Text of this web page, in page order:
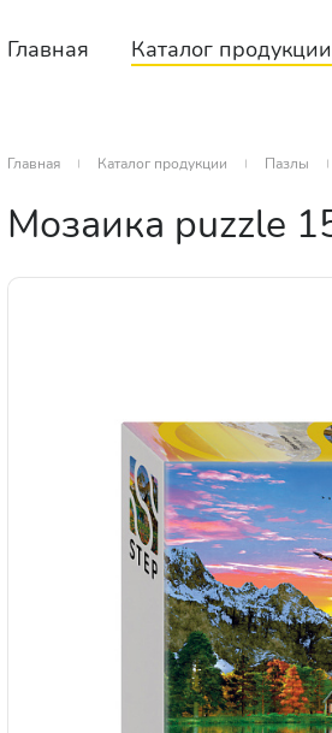
Главная Каталог продукции
Главная Каталог продукции Пазлы
Мозаика puzzle